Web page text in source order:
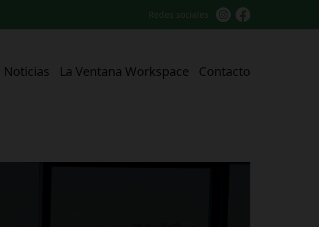
Redes sociales
Noticias La Ventana Workspace Contacto